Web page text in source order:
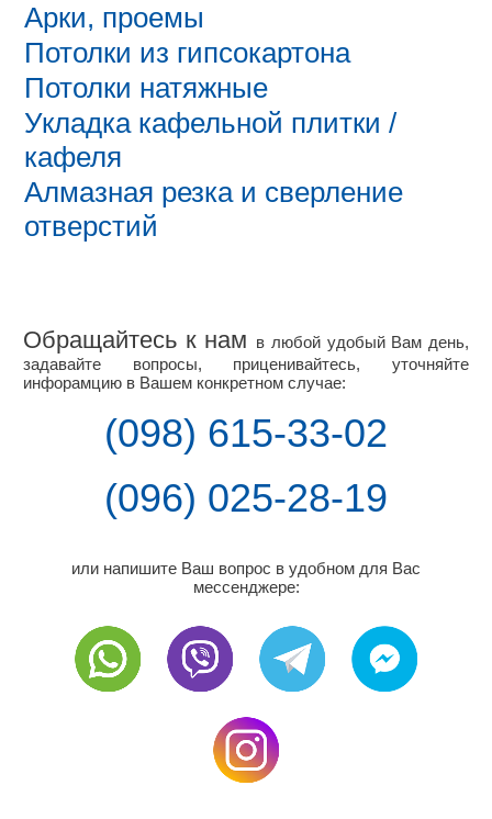
Арки, проемы
Потолки из гипсокартона
Потолки натяжные
Укладка кафельной плитки /
кафеля
Алмазная резка и сверление
отверстий
Обращайтесь к нам в любой удобый Вам день,
задавайте вопросы, приценивайтесь, уточняйте
инфорамцию в Вашем конкретном случае:
(098) 615-33-02
(096) 025-28-19
или напишите Ваш вопрос в удобном для Вас
мессенджере: